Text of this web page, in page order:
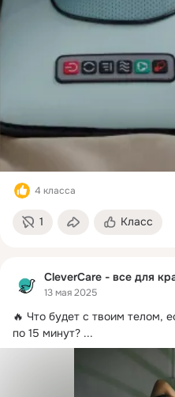
4 класса
1 Класс
CleverCare - все для
13 мая 2025
🔥 Что будет с твоим телом,
по 15 минут? ...